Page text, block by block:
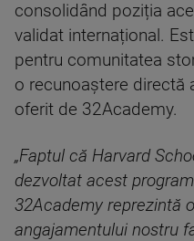
consolidând poziția
validat internațional.
pentru comunitatea
o recunoaștere directă
oferit de 32Academy.
„Faptul că Harvard
dezvoltat acest
32Academy reprezintă
angajamentului nostru